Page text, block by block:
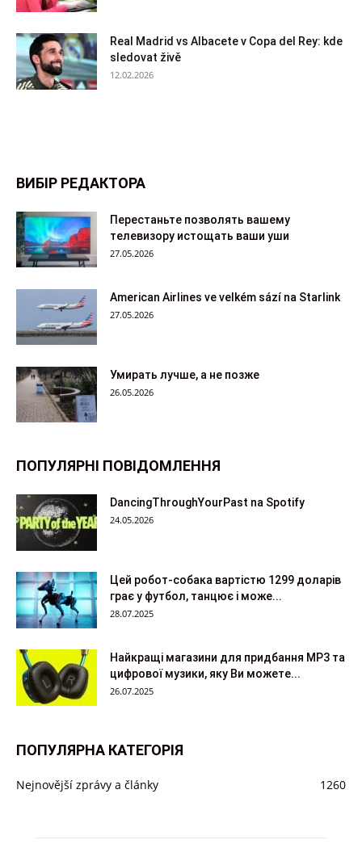
Real Madrid vs Albacete v Copa del Rey: kde
sledovat živě
12.02.2026
ВИБІР РЕДАКТОРА
Перестаньте позволять вашему
телевизору истощать ваши уши
27.05.2026
American Airlines ve velkém sází na Starlink
27.05.2026
Умирать лучше, а не позже
26.05.2026
ПОПУЛЯРНІ ПОВІДОМЛЕННЯ
DancingThroughYourPast na Spotify
24.05.2026
Цей робот-собака вартістю 1299 доларів
грає у футбол, танцює і може...
28.07.2025
Найкращі магазини для придбання MP3 та
цифрової музики, яку Ви можете...
26.07.2025
ПОПУЛЯРНА КАТЕГОРІЯ
Nejnovější zprávy a články 1260